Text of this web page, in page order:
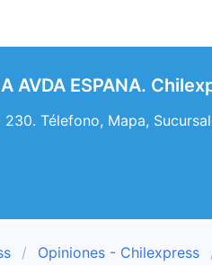
AVDA ESPANA.
230. Télefono, Mapa,
Opiniones - Chilexpress